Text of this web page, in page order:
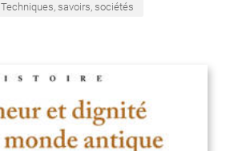
Techniques, savoirs, sociétés